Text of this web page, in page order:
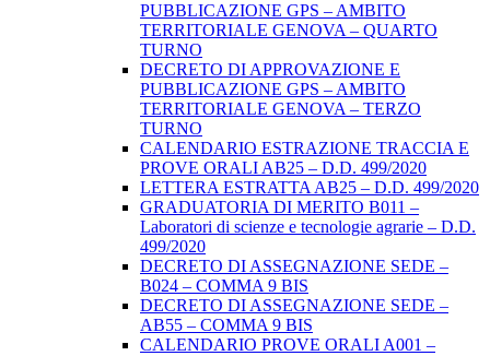
PUBBLICAZIONE GPS – AMBITO
TERRITORIALE GENOVA – QUARTO
TURNO
DECRETO DI APPROVAZIONE E
PUBBLICAZIONE GPS – AMBITO
TERRITORIALE GENOVA – TERZO
TURNO
CALENDARIO ESTRAZIONE TRACCIA E
PROVE ORALI AB25 – D.D. 499/2020
LETTERA ESTRATTA AB25 – D.D. 499/2020
GRADUATORIA DI MERITO B011 –
Laboratori di scienze e tecnologie agrarie – D.D.
499/2020
DECRETO DI ASSEGNAZIONE SEDE –
B024 – COMMA 9 BIS
DECRETO DI ASSEGNAZIONE SEDE –
AB55 – COMMA 9 BIS
CALENDARIO PROVE ORALI A001 –